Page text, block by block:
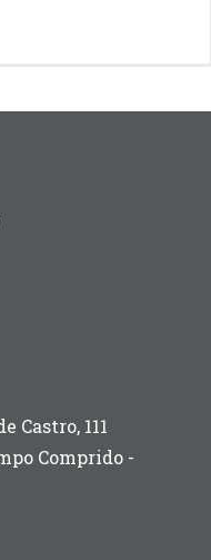
Castro, 111
Comprido -